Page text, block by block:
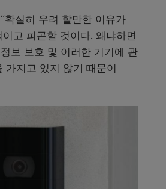
확실히 우려 할만한 이유가
고 피곤할 것이다. 왜냐하면
보 보호 및 이러한 기기에 관
가지고 있지 않기 때문이